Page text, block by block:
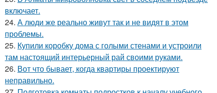
включает.
24. А люди же реально живут так и не видят в этом
проблемы.
25. Купили коробку дома с голыми стенами и устроили
там настоящий интерьерный рай своими руками.
26. Вот что бывает, когда квартиры проектируют
неправильно.